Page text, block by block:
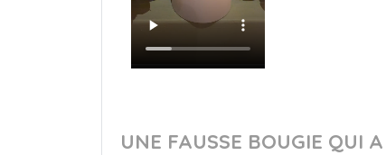
UNE FAUSSE BOUGIE QUI